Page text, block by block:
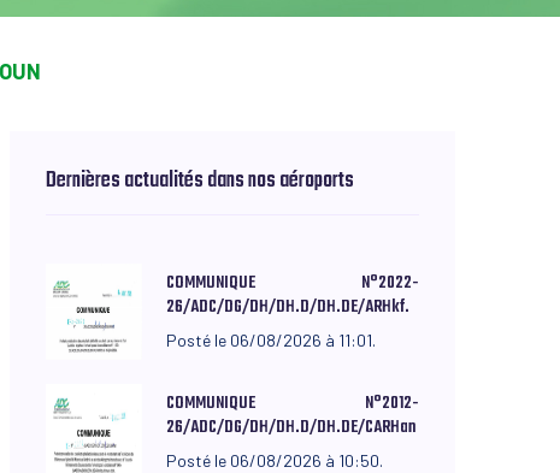
Dernières actualités dans nos aéroports
COMMUNIQUE N°2022-
26/ADC/DG/DH/DH.D/DH.DE/ARHkf.
Posté le 06/08/2026 à 11:01.
COMMUNIQUE N°2012-
26/ADC/DG/DH/DH.D/DH.DE/CARHan
Posté le 06/08/2026 à 10:50.